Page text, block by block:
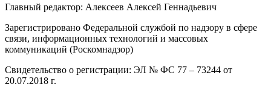
Главный редактор: Алексеев Алексей Геннадьевич
Зарегистрировано Федеральной службой по надзору в сфере
связи, информационных технологий и массовых
коммуникаций (Роскомнадзор)
Свидетельство о регистрации: ЭЛ № ФС 77 – 73244 от
20.07.2018 г.